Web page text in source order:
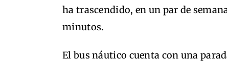
ha trascendido, en un par de
minutos.
El bus náutico cuenta con una